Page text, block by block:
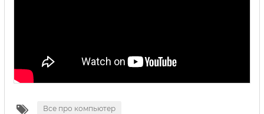
Все про компьютер